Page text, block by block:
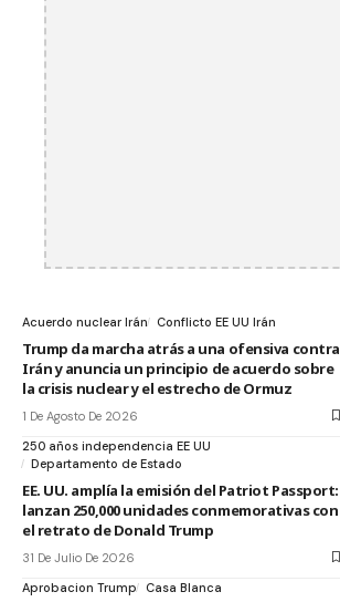
Acuerdo nuclear Irán Conflicto EE UU Irán
Trump da marcha atrás a una ofensiva contra
Irán y anuncia un principio de acuerdo sobre
la crisis nuclear y el estrecho de Ormuz
1 De Agosto De 2026
250 años independencia EE UU
Departamento de Estado
EE. UU. amplía la emisión del Patriot Passport:
lanzan 250,000 unidades conmemorativas con
el retrato de Donald Trump
31 De Julio De 2026
Aprobacion Trump Casa Blanca